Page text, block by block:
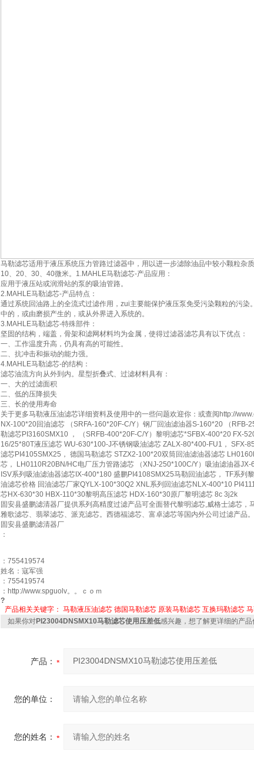
马勒滤芯适用于液压系统压力管路过滤器中，用以进一步滤除油品中较小颗粒杂
10、20、30、40微米。1.MAHLE马勒滤芯-产品应用：
应用于液压站或润滑站的泵的吸油管路。
2.MAHLE马勒滤芯-产品特点：
通过系统回油路上的全流式过滤作用，zui主要能保护液压泵免受污染颗粒的污
中的，或由磨损产生的，或从外界进入系统的。
3.MAHLE马勒滤芯-特殊部件：
坚固的结构，端盖，骨架和滤网材料均为金属，使得过滤器滤芯具有以下优点：
一、工作温度升高，仍具有高的可能性。
二、抗冲击和振动的能力强。
4.MAHLE马勒滤芯-的结构：
滤芯油流方向从外到内。星型折叠式、过滤材料具有：
一、大的过滤面积
二、低的压降损失
三、长的使用寿命
关于更多马勒液压油滤芯详细资料及使用中的一些问题欢迎你：或查阅http://
NX-100*20回油滤芯 （SRFA-160*20F-C/Y）钢厂回油滤油器S-160*20 （RFB-
勒滤芯PI3160SMX10 ， （SRFB-400*20F-C/Y）黎明滤芯*SFBX-400*20 FX-
16/25*80T液压滤芯 WU-630*100-J不锈钢吸油滤芯 ZALX-80*400-FU1， SFX-
滤芯PI4105SMX25， 德国马勒滤芯 STZX2-100*20双筒回油滤油器滤芯
芯， LH0110R20BN/HC电厂压力管路滤芯 （XNJ-250*100C/Y）吸油滤油器
ISV系列吸油滤油器滤芯IX-400*180 盛鹏PI4108SMX25马勒回油滤芯， TF系列
油滤芯价格 回油滤芯厂家QYLX-100*30Q2 XNL系列回油滤芯NLX-400*10
芯HX-630*30 HBX-110*30黎明高压滤芯 HDX-160*30原厂黎明滤芯 8c 3j2k
固安县盛鹏滤清器厂提供系列高精度过滤产品可全面替代黎明滤芯,威格士滤芯
雅歌滤芯、翡翠滤芯、派克滤芯。西德福滤芯、富卓滤芯等国内外公司过滤产品。
固安县盛鹏滤清器厂
：
：755419574
姓名：寇军强
：755419574
：http://www.spguolv。。ｃｏｍ
?
产品相关关键字： 马勒液压油滤芯 德国马勒滤芯 原装马勒滤芯 互换玛勒滤芯
如果你对PI23004DNSMX10马勒滤芯使用压差低感兴趣，想了解更详细的产
产品：
您的单位：
您的姓名：